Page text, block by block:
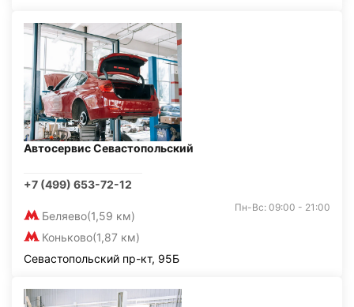
Автосервис Севастопольский
+7 (499) 653-72-12
Беляево(1,59 км)
Коньково(1,87 км)
Пн-Вс: 09:00 - 21:00
Севастопольский пр-кт, 95Б